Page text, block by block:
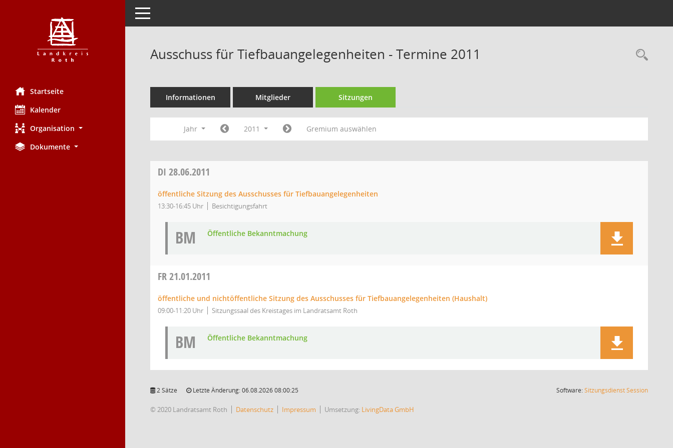
Startseite
Kalender
Organisation
Dokumente
Toggle navigation
Ausschuss für Tiefbauangelegenheiten - Termine 2011
Informationen Mitglieder Sitzungen
Jahr 2011 Gremium auswählen
DI 28.06.2011
öffentliche Sitzung des Ausschusses für Tiefbauangelegenheiten
13:30-16:45 Uhr Besichtigungsfahrt
BM Öffentliche Bekanntmachung
FR21.01.2011
öffentliche und nichtöffentliche Sitzung des Ausschusses für Tiefbauangelegenheiten (Haushalt)
09:00-11:20 Uhr Sitzungssaal des Kreistages im Landratsamt Roth
BM Öffentliche Bekanntmachung
2 Sätze Letzte Änderung: 06.08.2026 08:00:25 Software:SitzungsdienstSession(Wird in
© 2020 Landratsamt Roth Datenschutz Impressum Umsetzung: LivingData GmbH